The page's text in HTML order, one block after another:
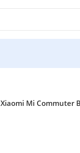
Xiaomi Mi Commuter